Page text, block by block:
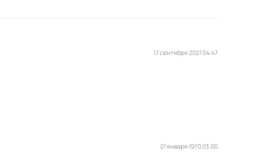
17 сентября 2021 04:47
01 января 1970 03:00